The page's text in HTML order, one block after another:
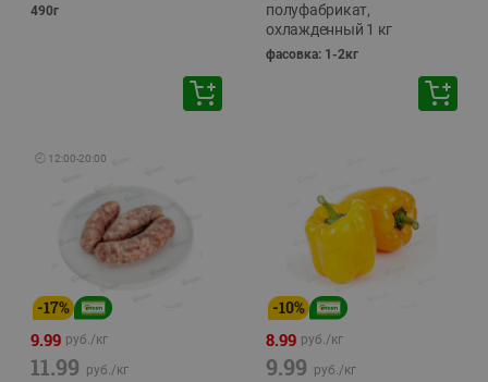
490г
полуфабрикат,
охлажденный 1 кг
фасовка: 1-2кг
🕘 12:00-20:00
-17%
9.99 руб./кг
11.99 руб./кг
-10%
8.99 руб./кг
9.99 руб./кг